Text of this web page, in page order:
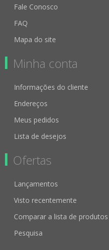
Fale Conosco
FAQ
Mapa do site
Minha conta
Informações do cliente
Endereços
Meus pedidos
Lista de desejos
Ofertas
Lançamentos
Visto recentemente
Comparar a lista de produtos
Pesquisa